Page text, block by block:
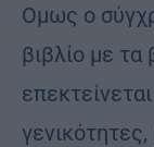
Ομως ο
βιβλίο με τα